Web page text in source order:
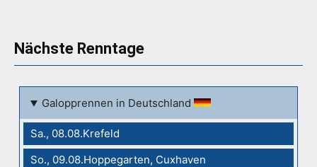
Nächste Renntage
Galopprennen in Deutschland
Sa., 08.08.Krefeld
So., 09.08.Hoppegarten, Cuxhaven